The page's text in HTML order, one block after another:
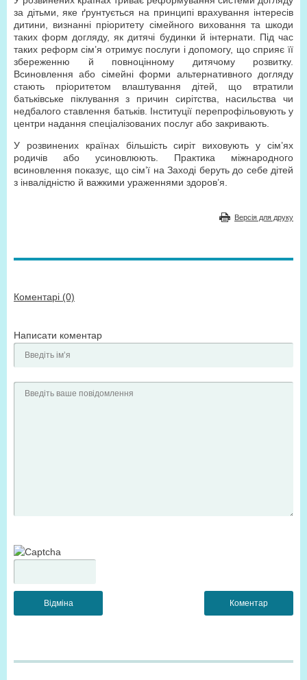
за дітьми, яке ґрунтується на принципі врахування інтересів
дитини, визнанні пріоритету сімейного виховання та шкоди
таких форм догляду, як дитячі будинки й інтернати. Під час
таких реформ сім’я отримує послуги і допомогу, що сприяє її
збереженню й повноцінному дитячому розвитку.
Всиновлення або сімейні форми альтернативного догляду
стають пріоритетом влаштування дітей, що втратили
батьківське піклування з причин сирітства, насильства чи
недбалого ставлення батьків. Інституції перепрофільовують у
центри надання спеціалізованих послуг або закривають.
У розвинених країнах більшість сиріт виховують у сім’ях
родичів або усиновлюють. Практика міжнародного
всиновлення показує, що сім’ї на Заході беруть до себе дітей
з інвалідністю й важкими ураженнями здоров’я.
Версія для друку
Коментарі (0)
Написати коментар